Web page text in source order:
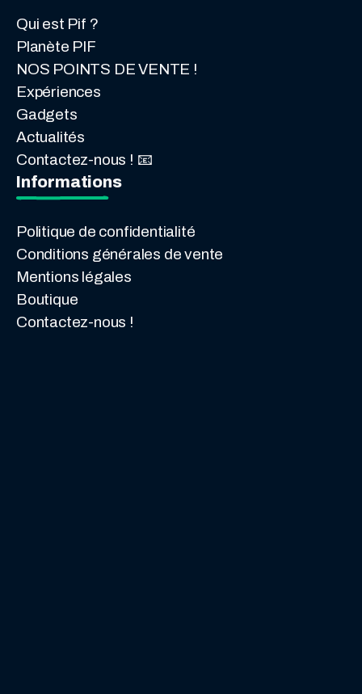
Qui est Pif ?
Planète PIF
NOS POINTS DE VENTE !
Expériences
Gadgets
Actualités
Contactez-nous ! 📧
Informations
Politique de confidentialité
Conditions générales de vente
Mentions légales
Boutique
Contactez-nous !